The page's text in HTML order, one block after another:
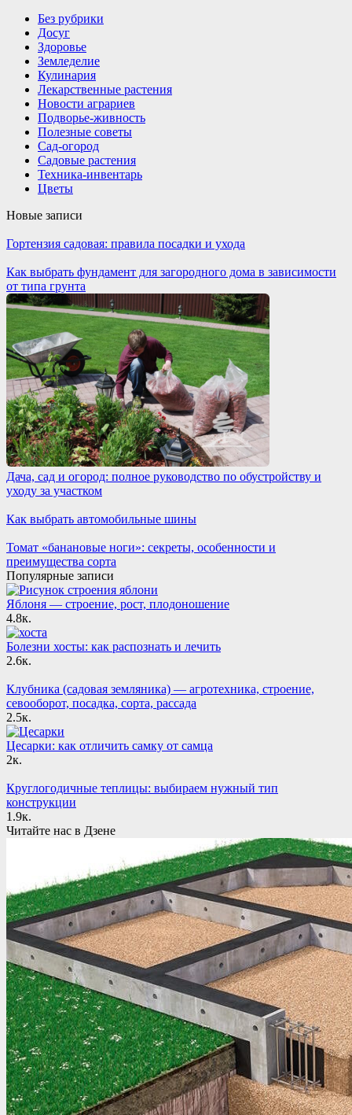
Без рубрики
Досуг
Здоровье
Земледелие
Кулинария
Лекарственные растения
Новости аграриев
Подворье-живность
Полезные советы
Сад-огород
Садовые растения
Техника-инвентарь
Цветы
Новые записи
Гортензия садовая: правила посадки и ухода
Как выбрать фундамент для загородного дома в зависимости
от типа грунта
Дача, сад и огород: полное руководство по обустройству и
уходу за участком
Как выбрать автомобильные шины
Томат «банановые ноги»: секреты, особенности и
преимущества сорта
Популярные записи
Яблоня — строение, рост, плодоношение
4.8к.
Болезни хосты: как распознать и лечить
2.6к.
Клубника (садовая земляника) — агротехника, строение,
севооборот, посадка, сорта, рассада
2.5к.
Цесарки: как отличить самку от самца
2к.
Круглогодичные теплицы: выбираем нужный тип
конструкции
1.9к.
Читайте нас в Дзене